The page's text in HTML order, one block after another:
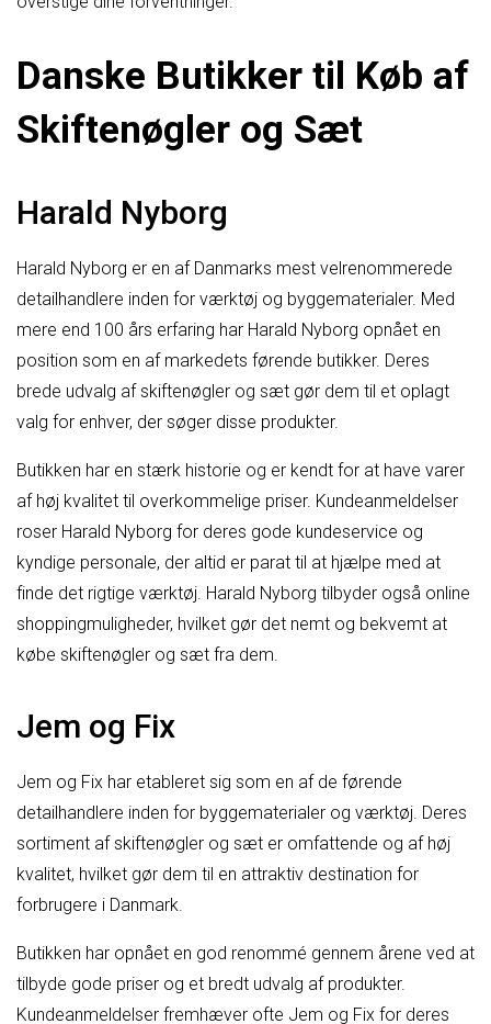
Danske Butikker til Køb af
Skiftenøgler og Sæt
Harald Nyborg
Harald Nyborg er en af Danmarks mest velrenommerede
detailhandlere inden for værktøj og byggematerialer. Med
mere end 100 års erfaring har Harald Nyborg opnået en
position som en af markedets førende butikker. Deres
brede udvalg af skiftenøgler og sæt gør dem til et oplagt
valg for enhver, der søger disse produkter.
Butikken har en stærk historie og er kendt for at have varer
af høj kvalitet til overkommelige priser. Kundeanmeldelser
roser Harald Nyborg for deres gode kundeservice og
kyndige personale, der altid er parat til at hjælpe med at
finde det rigtige værktøj. Harald Nyborg tilbyder også online
shoppingmuligheder, hvilket gør det nemt og bekvemt at
købe skiftenøgler og sæt fra dem.
Jem og Fix
Jem og Fix har etableret sig som en af de førende
detailhandlere inden for byggematerialer og værktøj. Deres
sortiment af skiftenøgler og sæt er omfattende og af høj
kvalitet, hvilket gør dem til en attraktiv destination for
forbrugere i Danmark.
Butikken har opnået en god renommé gennem årene ved at
tilbyde gode priser og et bredt udvalg af produkter.
Kundeanmeldelser fremhæver ofte Jem og Fix for deres